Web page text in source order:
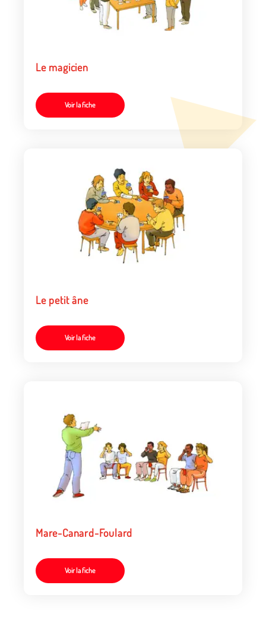
Le magicien
Voir la fiche
Le petit âne
Voir la fiche
Mare-Canard-Foulard
Voir la fiche